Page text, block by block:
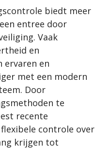
biedt meer
entree door
Vaak
en
ervaren en
met een modern
Door
te
recente
controle over
krijgen tot